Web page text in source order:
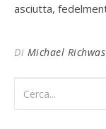
asciutta,
Di Michael Richwas